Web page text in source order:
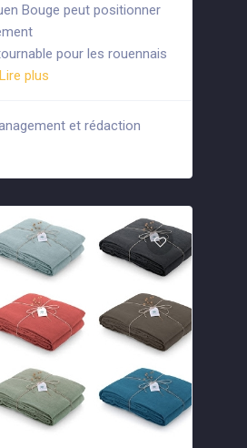
Bouge peut positionner
pour les rouennais
Lire plus
et rédaction